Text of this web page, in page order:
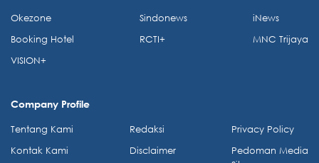
Okezone
Booking Hotel
VISION+
Sindonews
RCTI+
iNews
MNC Trijaya
Company Profile
Tentang Kami
Kontak Kami
Redaksi
Disclaimer
Privacy Policy
Pedoman Media